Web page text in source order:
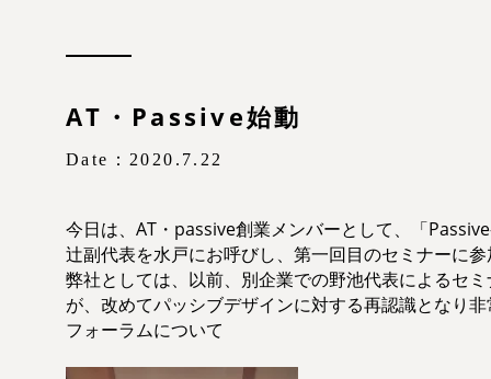
AT・Passive始動
Date：2020.7.22
今日は、AT・passive創業メンバーとして、「
辻副代表を水戸にお呼びし、第一回目のセミナーに
弊社としては、以前、別企業での野池代表によるセ
が、改めてパッシブデザインに対する再認識となり
フォーラムについて